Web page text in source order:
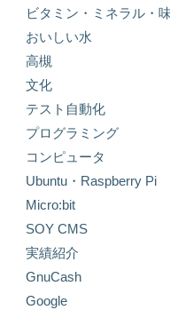
ビタミン・ミネラル・
おいしい水
高槻
文化
テスト自動化
プログラミング
コンピュータ
Ubuntu・Raspberry Pi
Micro:bit
SOY CMS
実績紹介
GnuCash
Google